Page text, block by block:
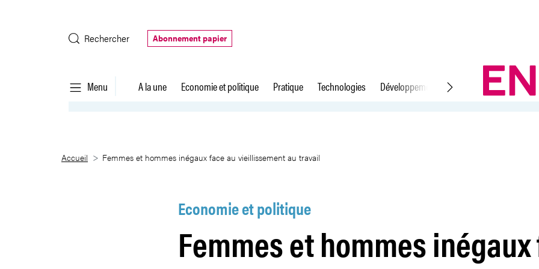
Rechercher
Abonnement papier
Menu A la une Economie et politique Pratique Technologies Développement durable Droit du travail
Femmes et hommes inégaux face au vieillissement au travail
Accueil Femmes et hommes inégaux face au vieillissement au travail
Economie et politique
Femmes et hommes